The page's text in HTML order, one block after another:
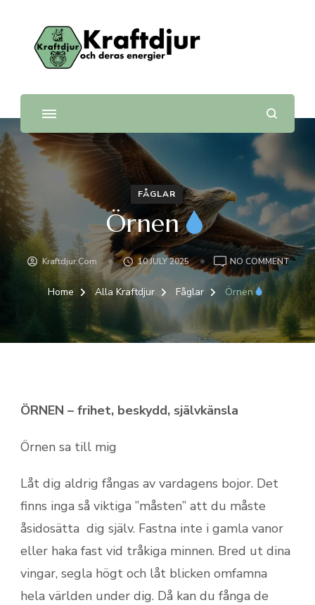
Kraftdjur
och deras energier
FÅGLAR
Örnen
Kraftdjur.com 10 JULY 2025 NO COMMENTON
Home Alla Kraftdjur Fåglar Örnen
ÖRNEN – frihet, beskydd, självkänsla
Örnen sa till mig
Låt dig aldrig fångas av vardagens bojor. Det
finns inga så viktiga ”måsten” att du måste
åsidosätta dig själv. Fastna inte i gamla vanor
eller haka fast vid tråkiga minnen. Bred ut dina
vingar, segla högt och låt blicken omfamna
hela världen under dig. Då kan du fånga de